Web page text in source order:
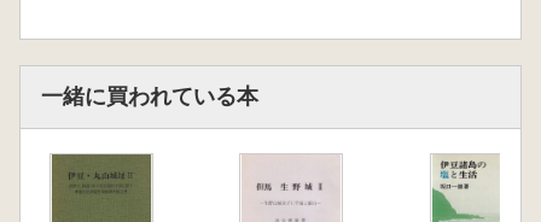
一緒に買われている本